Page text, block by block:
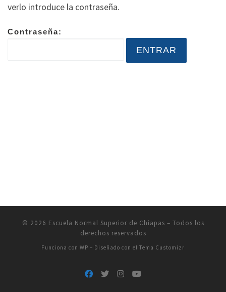
verlo introduce la contraseña.
Contraseña:
© 2026 Escuela Normal Superior de Chiapas – Todos los
derechos reservados
Funciona con WP – Diseñado con el Tema Customizr